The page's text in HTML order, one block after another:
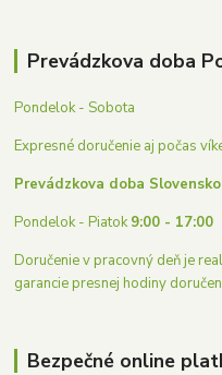
Prevádzkova doba
Pondelok - Sobota
Expresné doručenie aj počas
Prevádzkova doba Slovensko
Pondelok - Piatok9:00 - 17:00
Doručenie v pracovný deň je
garancie presnej hodiny
Bezpečné online